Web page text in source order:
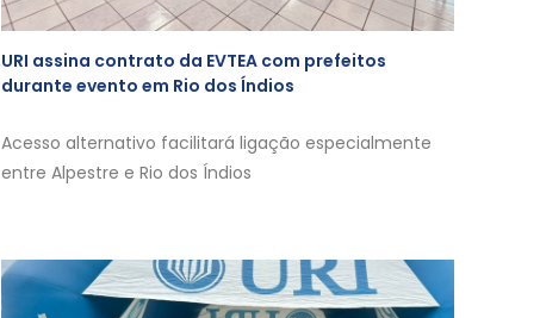
URI assina contrato da EVTEA com prefeitos
durante evento em Rio dos Índios
Acesso alternativo facilitará ligação especialmente
entre Alpestre e Rio dos Índios